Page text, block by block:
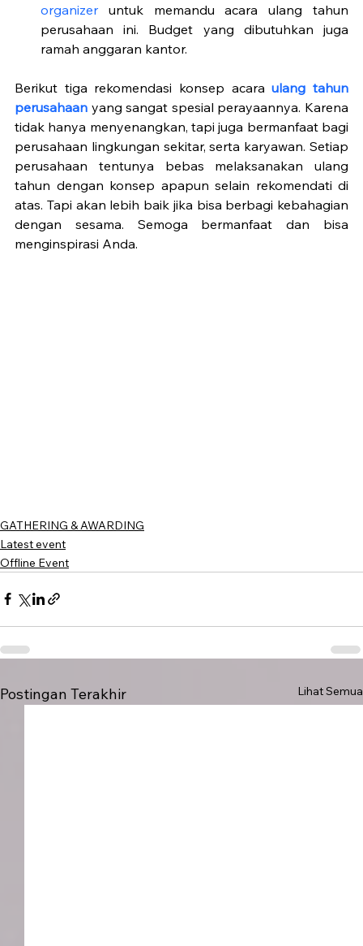
organizer untuk memandu acara ulang tahun
perusahaan ini. Budget yang dibutuhkan juga
ramah anggaran kantor.
Berikut tiga rekomendasi konsep acara ulang tahun
perusahaan yang sangat spesial perayaannya. Karena
tidak hanya menyenangkan, tapi juga bermanfaat bagi
perusahaan lingkungan sekitar, serta karyawan. Setiap
perusahaan tentunya bebas melaksanakan ulang
tahun dengan konsep apapun selain rekomendati di
atas. Tapi akan lebih baik jika bisa berbagi kebahagian
dengan sesama. Semoga bermanfaat dan bisa
menginspirasi Anda.
GATHERING & AWARDING
Latest event
Offline Event
Postingan Terakhir Lihat Semua